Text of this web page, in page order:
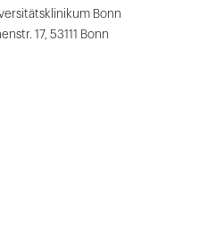
Bonn
17, 53111 Bonn